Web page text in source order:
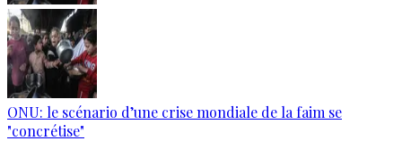
ONU: le scénario d’une crise mondiale de la faim se
"concrétise"